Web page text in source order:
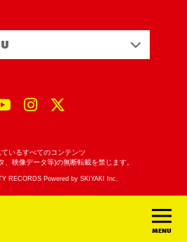
MENU
いるすべてのコンテンツ
、映像データ等)の無断転載を禁じます。
RECORDS Powered by SKIYAKI Inc.